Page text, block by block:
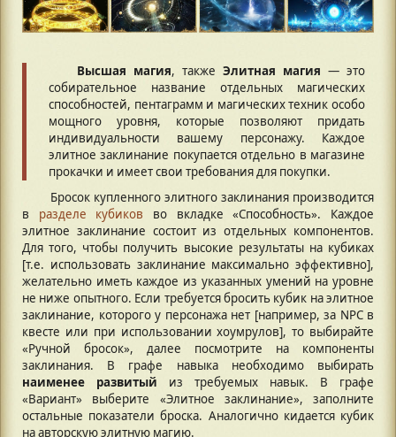
Высшая магия, также Элитная магия — это
собирательное название отдельных магических
способностей, пентаграмм и магических техник особо
мощного уровня, которые позволяют придать
индивидуальности вашему персонажу. Каждое
элитное заклинание покупается отдельно в магазине
прокачки и имеет свои требования для покупки.
Бросок купленного элитного заклинания производится
в разделе кубиков во вкладке «Способность». Каждое
элитное заклинание состоит из отдельных компонентов.
Для того, чтобы получить высокие результаты на кубиках
[т.е. использовать заклинание максимально эффективно],
желательно иметь каждое из указанных умений на уровне
не ниже опытного. Если требуется бросить кубик на элитное
заклинание, которого у персонажа нет [например, за NPC в
квесте или при использовании хоумрулов], то выбирайте
«Ручной бросок», далее посмотрите на компоненты
заклинания. В графе навыка необходимо выбирать
наименее развитый из требуемых навык. В графе
«Вариант» выберите «Элитное заклинание», заполните
остальные показатели броска. Аналогично кидается кубик
на авторскую элитную магию.